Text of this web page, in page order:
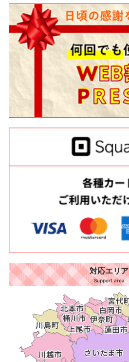
対応エリア
Support area